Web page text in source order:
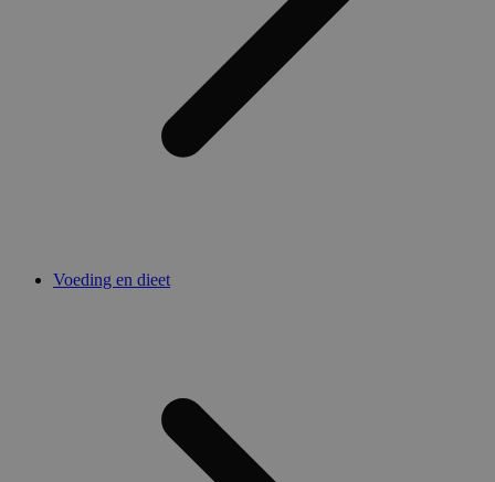
Voeding en dieet